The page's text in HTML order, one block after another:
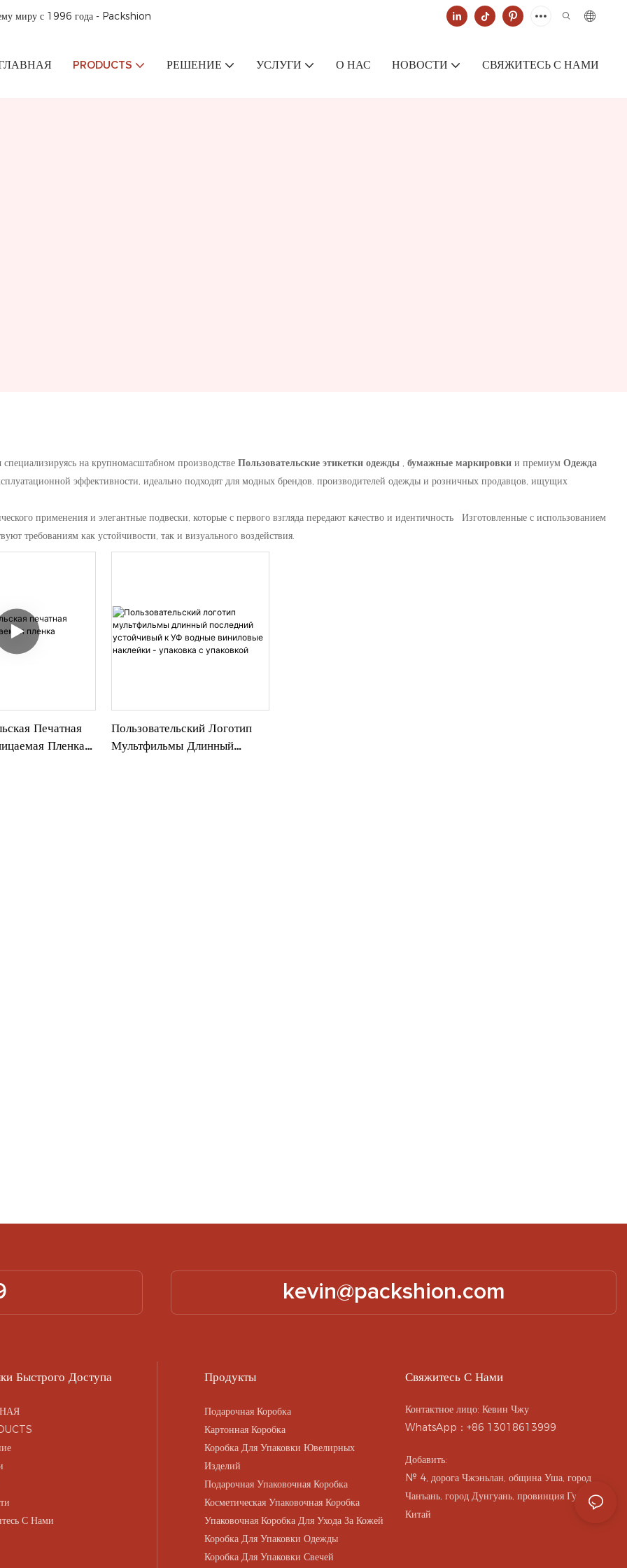
миру с 1996 года - Packshion
PRODUCTS РЕШЕНИЕ УСЛУГИ О НАС НОВОСТИ СВЯЖИТЕСЬ С НАМИ
специализируясь на крупномасштабном производстве Пользовательские этикетки одежды , бумажные маркировки и премиум Одежда
эффективности, идеально подходят для модных брендов, производителей одежды и розничных продавцов, ищущих
применения и элегантные подвески, которые с первого взгляда передают качество и идентичность Изготовленные с использованием
требованиям как устойчивости, так и визуального воздействия.
Печатная
Пленка
Пользовательский Логотип
Мультфильмы Длинный
kevin@packshion.com
Быстрого Доступа
С Нами
Продукты
Подарочная Коробка
Картонная Коробка
Коробка Для Упаковки Ювелирных
Изделий
Подарочная Упаковочная Коробка
Косметическая Упаковочная Коробка
Упаковочная Коробка Для Ухода За Кожей
Коробка Для Упаковки Одежды
Коробка Для Упаковки Свечей
Свяжитесь С Нами
Контактное лицо: Кевин Чжу
WhatsApp：+86 13018613999
Добавить:
№ 4, дорога Чжэньлан, община Уша, город
Чанъань, город Дунгуань, провинция Гуандун,
Китай